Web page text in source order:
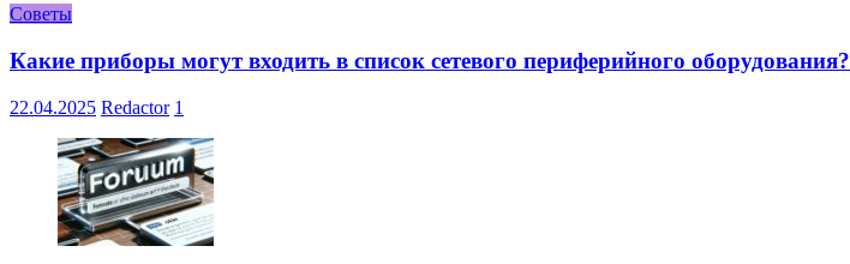
Советы
Какие приборы могут входить в список сетевого периферийного оборудования?
22.04.2025 Redactor 1